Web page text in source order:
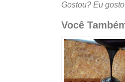
Gostou? Eu
Você